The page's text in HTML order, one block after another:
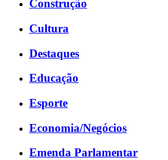
Construção
Cultura
Destaques
Educação
Esporte
Economia/Negócios
Emenda Parlamentar